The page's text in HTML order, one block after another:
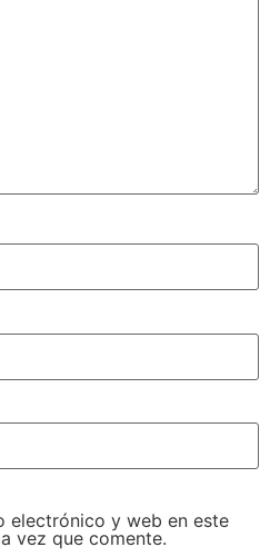
electrónico y web en este
vez que comente.